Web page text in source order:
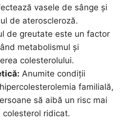
vasele de sânge și
de ateroscleroză.
de greutate este un factor
metabolismul și
colesterolului.
Anumite condiții
familială,
să aibă un risc mai
ridicat.